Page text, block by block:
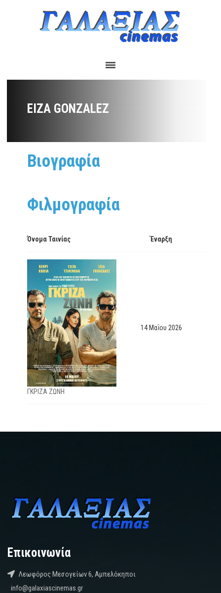
EIZA GONZALEZ
Βιογραφία
Φιλμογραφία
Όνομα Ταινίας Έναρξη
ΓΚΡΙΖΑ ΖΩΝΗ
14 Μαΐου 2026
Επικοινωνία
Λεωφόρος Μεσογείων 6, Αμπελόκηποι
info@galaxiascinemas.gr